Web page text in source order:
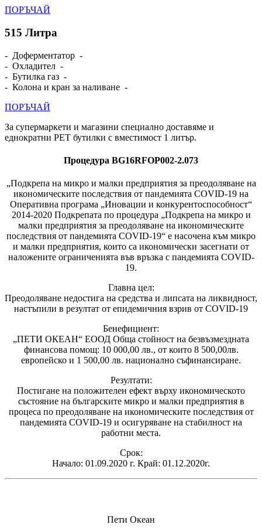
ПОРЪЧАЙ
515 Литра
- Доферментатор -
- Охладител -
- Бутилка газ -
- Колона и кран за наливане -
ПОРЪЧАЙ
За супермаркети и магазини специално доставяме и
еднократни PET бутилки с вместимост 1 литър.
Процедура BG16RFOP002-2.073
„Подкрепа на микро и малки предприятия за преодоляване на
икономическите последствия от пандемията COVID-19 на
Оперативна програма „Иновации и конкурентоспособност“
2014-2020 Подкрепата по процедура „Подкрепа на микро и
малки предприятия за преодоляване на икономическите
последствия от пандемията COVID-19“ е насочена към микро
и малки предприятия, които са икономически засегнати от
наложените ограниченията във връзка с пандемията COVID-
19.
Главна цел:
Преодоляване недостига на средства и липсата на ликвидност,
настъпили в резултат от епидемичния взрив от COVID-19
Бенефициент:
„ПЕТИ ОКЕАН“ ЕООД Обща стойност на безвъзмездната
финансова помощ: 10 000,00 лв., от които 8 500,00лв.
европейско и 1 500,00 лв. национално съфинансиране.
Резултати:
Постигане на положителен ефект върху икономическото
състояние на българските микро и малки предприятия в
процеса по преодоляване на икономическите последствия от
пандемията COVID-19 и осигуряване на стабилност на
работни места.
Срок:
Начало: 01.09.2020 г. Край: 01.12.2020г.
Пети Океан